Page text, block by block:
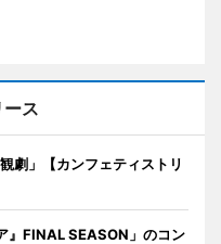
ス
劇」【カンフェティストリ
』FINAL SEASON」のコン